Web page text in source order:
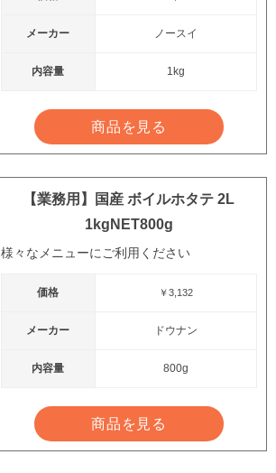
メーカー ノースイ
内容量 1kg
商品を見る
【業務用】国産 ボイルホタテ 2L
1kgNET800g
様々なメニューにご利用ください
価格 ￥3,132
メーカー ドウナン
内容量 800g
商品を見る